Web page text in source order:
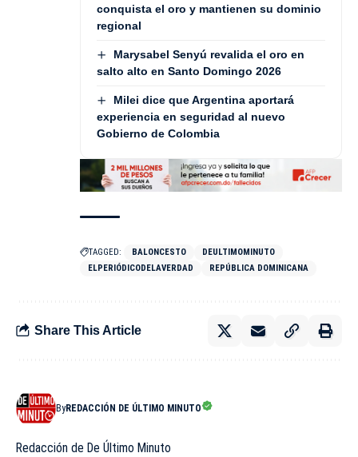
conquista el oro y mantienen su dominio
regional
Marysabel Senyú revalida el oro en
salto alto en Santo Domingo 2026
Milei dice que Argentina aportará
experiencia en seguridad al nuevo
Gobierno de Colombia
TAGGED: BALONCESTO
DEULTIMOMINUTO
ELPERIÓDICODELAVERDAD
REPÚBLICA DOMINICANA
Share This Article
ByREDACCIÓN DE ÚLTIMO MINUTO
Redacción de De Último Minuto